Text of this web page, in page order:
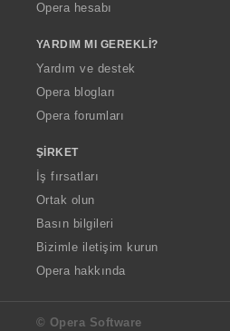
Opera hesabı
YARDIM MI GEREKLI?
Yardım ve destek
Opera blogları
Opera forumları
ŞIRKET
İş fırsatları
Ortak olun
Basın bilgileri
Bizimle iletişim kurun
Opera hakkında
© Opera Software